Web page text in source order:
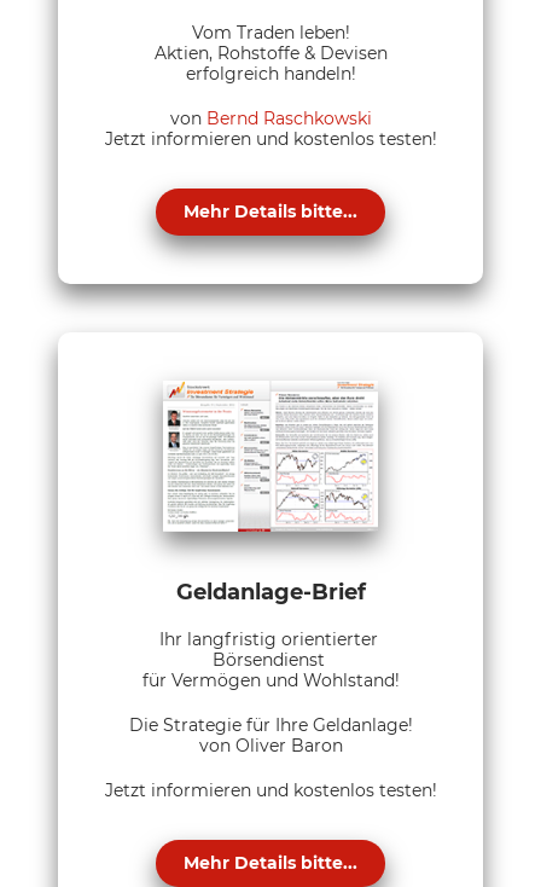
Vom Traden leben!
Aktien, Rohstoffe & Devisen
erfolgreich handeln!
von Bernd Raschkowski
Jetzt informieren und kostenlos testen!
Mehr Details bitte...
Geldanlage-Brief
Ihr langfristig orientierter
Börsendienst
für Vermögen und Wohlstand!
Die Strategie für Ihre Geldanlage!
von Oliver Baron
Jetzt informieren und kostenlos testen!
Mehr Details bitte...